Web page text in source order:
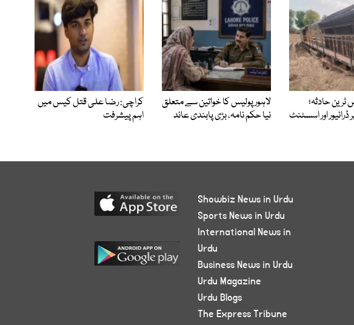
ٹرین حادثہ؛
اور اسسٹنٹ
لاہور پولیس کا خواتین سے متعلق
نیا حکم نامہ، بڑی پابندی عائد
کراچی: رضا علی قتل کیس میں
اہم پیشرفت
Showbiz News in Urdu
Sports News in Urdu
International News in
Urdu
Business News in Urdu
Urdu Magazine
Urdu Blogs
The Express Tribune